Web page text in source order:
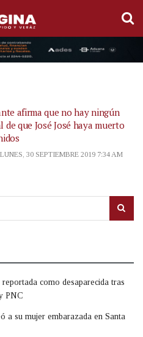
afirma que no hay ningún
que José José haya muerto
30 SEPTIEMBRE 2019 7:34 AM
como desaparecida tras
PNC
a su mujer embarazada en Santa